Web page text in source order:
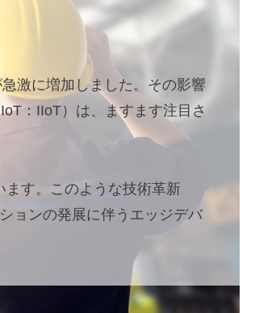
激に増加しました。その影響
：IIoT）は、ますます注目さ
す。このような技術革新
ョンの発展に伴うエッジデバ